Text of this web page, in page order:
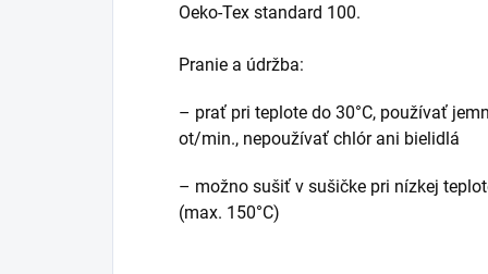
Oeko-Tex standard 100.
Pranie a údržba:
– prať pri teplote do 30°C, používať
ot/min., nepoužívať chlór ani bielidlá
– možno sušiť v sušičke pri nízkej
(max. 150°C)